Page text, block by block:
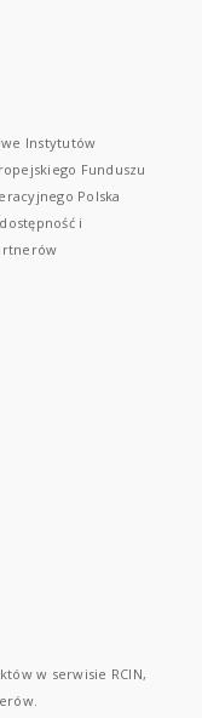
Instytutów
Funduszu
Polska
i
w serwisie RCIN,